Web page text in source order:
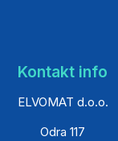
Kontakt info
ELVOMAT d.o.o.
Odra 117